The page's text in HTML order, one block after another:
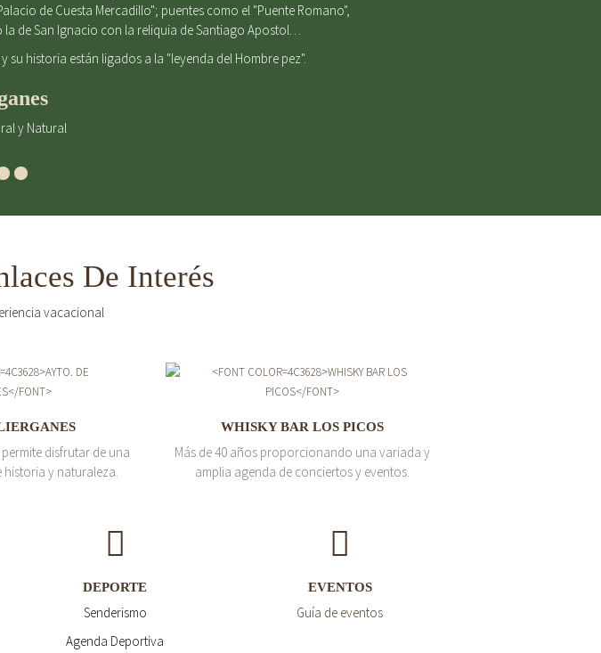
de Cuesta Mercadillo"; puentes como el "Puente Romano",
de San Ignacio con la reliquia de Santiago Apostol…
su historia están ligados a la "leyenda del Hombre pez".
y Natural
De Interés
vacacional
disfrutar de una
y naturaleza.
WHISKY BAR LOS PICOS
Más de 40 años proporcionando una variada y
amplia agenda de conciertos y eventos.
DEPORTE
Senderismo
Agenda Deportiva
EVENTOS
Guía de eventos